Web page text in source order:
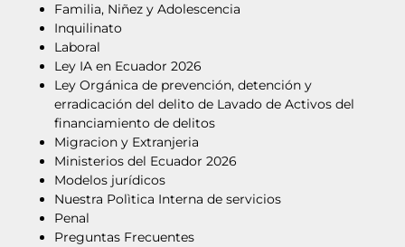
Familia, Niñez y Adolescencia
Inquilinato
Laboral
Ley IA en Ecuador 2026
Ley Orgánica de prevención, detención y
erradicación del delito de Lavado de Activos del
financiamiento de delitos
Migracion y Extranjeria
Ministerios del Ecuador 2026
Modelos jurídicos
Nuestra Polìtica Interna de servicios
Penal
Preguntas Frecuentes